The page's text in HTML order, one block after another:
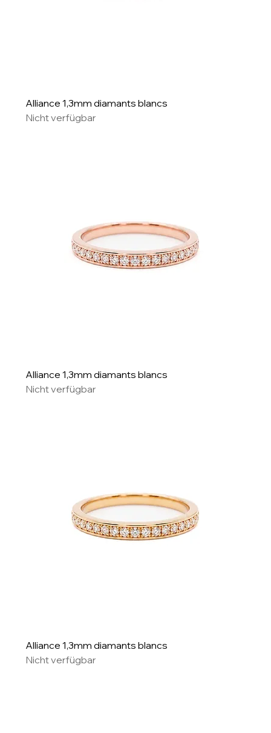
Alliance 1,3mm diamants blancs
Nicht verfügbar
Alliance 1,3mm diamants blancs
Nicht verfügbar
Alliance 1,3mm diamants blancs
Nicht verfügbar